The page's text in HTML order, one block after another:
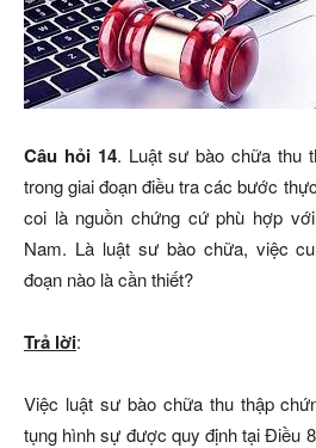
Câu hỏi 14. Luật sư bào chữa thu
trong giai đoạn điều tra các bước
coi là nguồn chứng cứ phù hợp
Nam. Là luật sư bào chữa, việc
đoạn nào là cần thiết?
Trả lời:
Việc luật sư bào chữa thu thập
tụng hình sự được quy định tại Điều